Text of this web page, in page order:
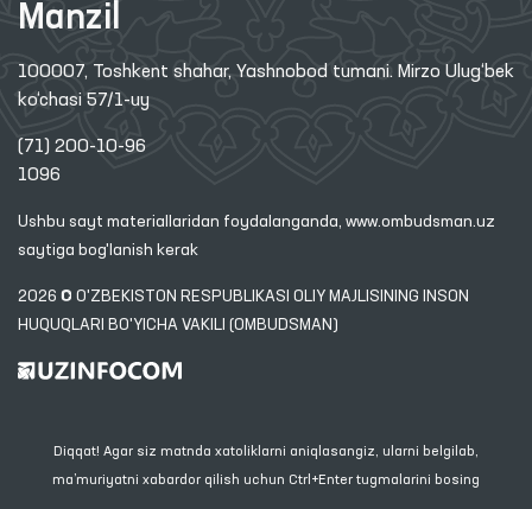
Manzil
100007, Toshkent shahar, Yashnobod tumani. Mirzo Ulug‘bek
ko‘chasi 57/1-uy
(71) 200-10-96
1096
Ushbu sayt materiallaridan foydalanganda, www.ombudsman.uz
saytiga bog'lanish kerak
2026 © O'ZBEKISTON RESPUBLIKASI OLIY MAJLISINING INSON
HUQUQLARI BO'YICHA VAKILI (OMBUDSMAN)
Diqqat! Agar siz matnda xatoliklarni aniqlasangiz, ularni belgilab,
ma’muriyatni xabardor qilish uchun Ctrl+Enter tugmalarini bosing